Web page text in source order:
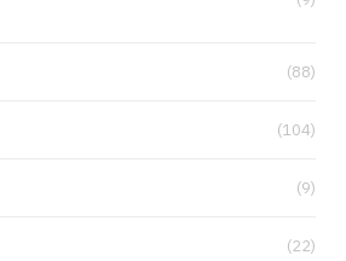
(88)
(104)
(9)
(22)